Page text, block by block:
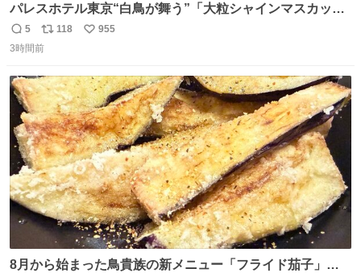
パレスホテル東京“白鳥が舞う”「大粒シャインマスカット
パフェ」キラキラ輝く水面ジュレ添え - fashion-
press.net/news/149567
返
信
5
リ
ポ
ト
数
118
い
数
955
3時間前
8月から始まった鳥貴族の新メニュー「フライド茄子」が